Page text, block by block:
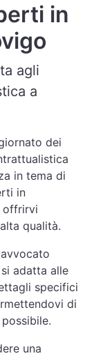
in
agli
a
dei
in tema di
in
offrirvi
qualità.
adatta alle
specifici
di
una